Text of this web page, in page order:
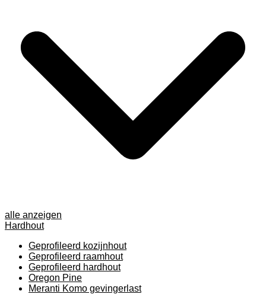
alle anzeigen
Hardhout
Geprofileerd kozijnhout
Geprofileerd raamhout
Geprofileerd hardhout
Oregon Pine
Meranti Komo gevingerlast